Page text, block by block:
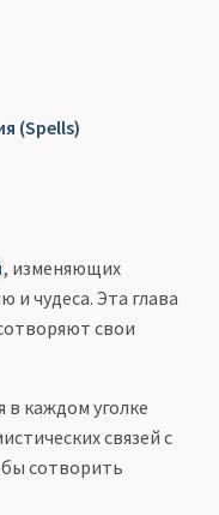
(Spells)
, изменяющих
чудеса. Эта глава
свои
каждом уголке
связей с
сотворить